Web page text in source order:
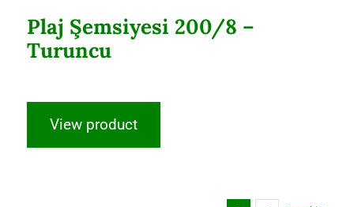
Plaj Şemsiyesi 200/8 –
Turuncu
View product